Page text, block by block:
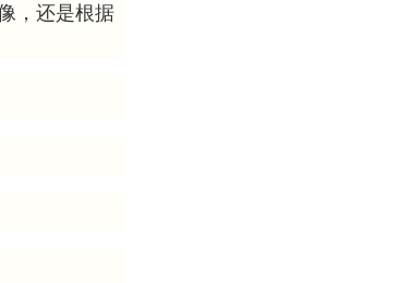
，还是根据